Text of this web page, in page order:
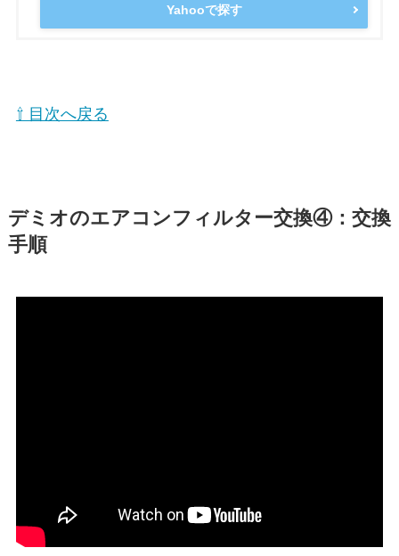
Yahooで探す
⇧ 目次へ戻る
デミオのエアコンフィルター交換④：交換
手順